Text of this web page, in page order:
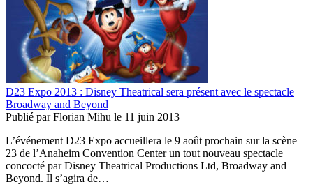
D23 Expo 2013 : Disney Theatrical sera présent avec le spectacle
Broadway and Beyond
Publié parFlorian Mihu le 11 juin 2013
L’événement D23 Expo accueillera le 9 août prochain sur la scène
23 de l’Anaheim Convention Center un tout nouveau spectacle
concocté par Disney Theatrical Productions Ltd, Broadway and
Beyond. Il s’agira de…